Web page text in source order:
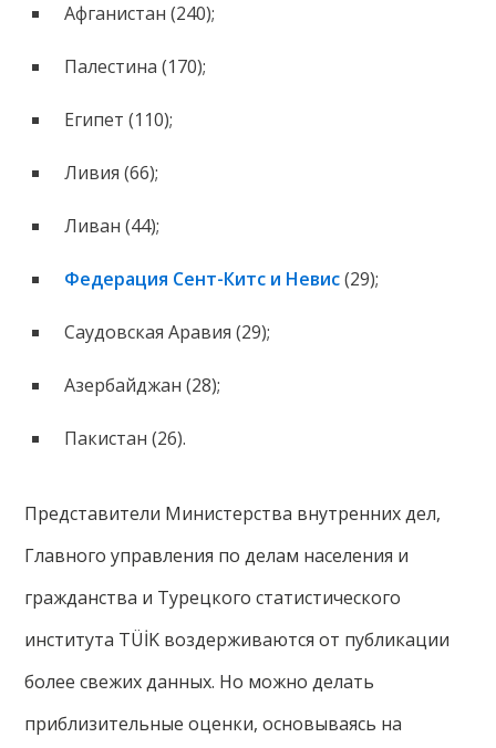
Афганистан (240);
Палестина (170);
Египет (110);
Ливия (66);
Ливан (44);
Федерация Сент-Китс и Невис(29);
Саудовская Аравия (29);
Азербайджан (28);
Пакистан (26).
Представители Министерства внутренних дел,
Главного управления по делам населения и
гражданства и Турецкого статистического
института TÜİK воздерживаются от публикации
более свежих данных. Но можно делать
приблизительные оценки, основываясь на